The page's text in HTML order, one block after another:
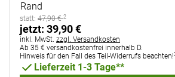
Rand
statt:
statt: 47,90€ 2
jetzt:
jetzt: 39,90€
Steuerhinweis:
inkl. MwSt. zzgl. Versandkosten
Ab 35 € versandkostenfrei innerhalb D.
Hinweis für den Fall des Teil-Widerrufs beachten!
Lieferzeit 1-3 Tage**